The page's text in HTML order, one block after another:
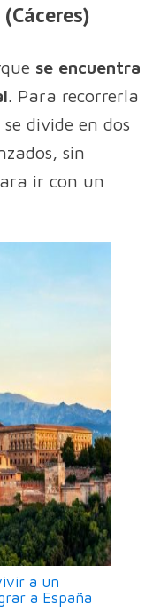
se encuentra
. Para recorrerla
divide en dos
sin
ir con un
a un
a España